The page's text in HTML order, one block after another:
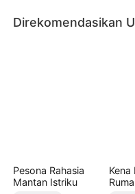
Direkomendasikan
Pesona Rahasia
Mantan Istriku
Kena